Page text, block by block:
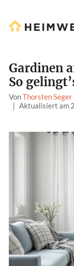
Gardinen
So
VonThorsten Seger
| Aktualisiert am